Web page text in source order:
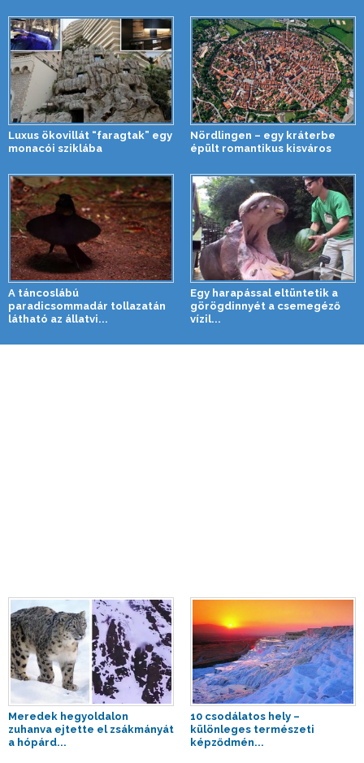
Luxus ökovillát “faragtak” egy
monacói sziklába
Nördlingen – egy kráterbe
épült romantikus kisváros
A táncoslábú
paradicsommadár tollazatán
látható az állatvi...
Egy harapással eltüntetik a
görögdinnyét a csemegéző
vízil...
Meredek hegyoldalon
zuhanva ejtette el zsákmányát
a hópárd...
10 csodálatos hely –
különleges természeti
képződmén...